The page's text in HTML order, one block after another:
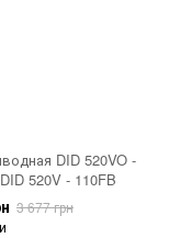
DID 520VO -
520V - 110FB
3 677 грн